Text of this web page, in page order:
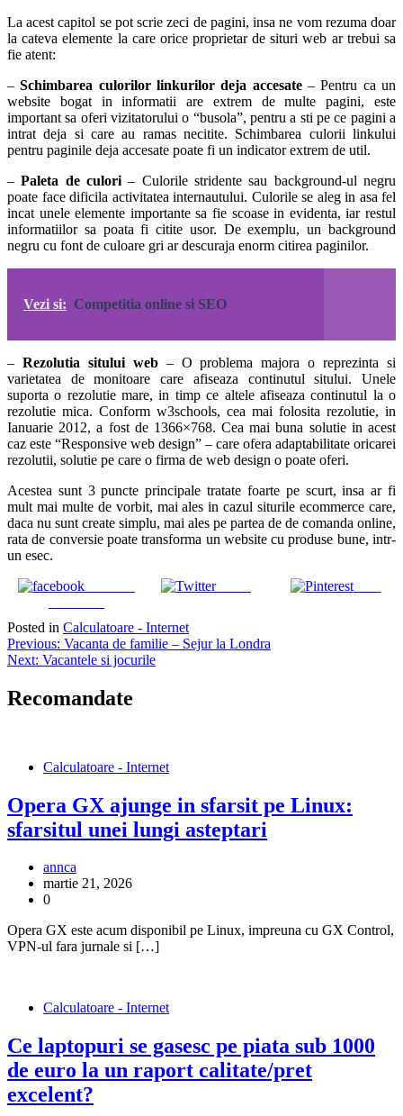
La acest capitol se pot scrie zeci de pagini, insa ne vom rezuma doar
la cateva elemente la care orice proprietar de situri web ar trebui sa
fie atent:
–Schimbarea culorilor linkurilor deja accesate– Pentru ca un
website bogat in informatii are extrem de multe pagini, este
important sa oferi vizitatorului o “busola”, pentru a sti pe ce pagini a
intrat deja si care au ramas necitite. Schimbarea culorii linkului
pentru paginile deja accesate poate fi un indicator extrem de util.
–Paleta de culori – Culorile stridente sau background-ul negru
poate face dificila activitatea internautului. Culorile se aleg in asa fel
incat unele elemente importante sa fie scoase in evidenta, iar restul
informatiilor sa poata fi citite usor. De exemplu, un background
negru cu font de culoare gri ar descuraja enorm citirea paginilor.
Vezi si: Competitia online si SEO
– Rezolutia sitului web– O problema majora o reprezinta si
varietatea de monitoare care afiseaza continutul sitului. Unele
suporta o rezolutie mare, in timp ce altele afiseaza continutul la o
rezolutie mica. Conform w3schools, cea mai folosita rezolutie, in
Ianuarie 2012, a fost de 1366×768. Cea mai buna solutie in acest
caz este “Responsive web design” – care ofera adaptabilitate oricarei
rezolutii, solutie pe care o firma de web design o poate oferi.
Acestea sunt 3 puncte principale tratate foarte pe scurt, insa ar fi
mult mai multe de vorbit, mai ales in cazul siturile ecommerce care,
daca nu sunt create simplu, mai ales pe partea de de comanda online,
rata de conversie poate transforma un website cu produse bune, intr-
un esec.
Tweet Save
Posted in Calculatoare - Internet
Navigare
în
articole
Previous: Vacanta de familie – Sejur la Londra
Next: Vacantele si jocurile
Recomandate
Calculatoare - Internet
Opera GX ajunge in sfarsit pe Linux:
sfarsitul unei lungi asteptari
annca
martie 21, 2026
0
Opera GX este acum disponibil pe Linux, impreuna cu GX Control,
VPN-ul fara jurnale si […]
Calculatoare - Internet
Ce laptopuri se gasesc pe piata sub 1000
de euro la un raport calitate/pret
excelent?